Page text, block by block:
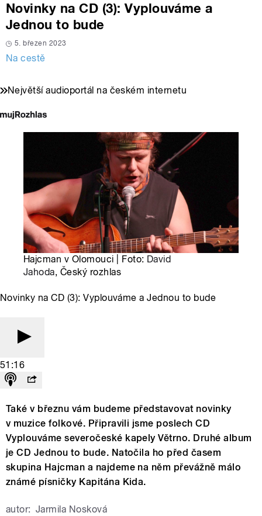
Novinky na CD (3): Vyplouváme a
Jednou to bude
5. březen 2023
Na cestě
Největší audioportál na českém internetu
Hajcman v Olomouci | Foto: David
Jahoda, Český rozhlas
Novinky na CD (3): Vyplouváme a Jednou to bude
51:16
Také v březnu vám budeme představovat novinky
v muzice folkové. Připravili jsme poslech CD
Vyplouváme severočeské kapely Větrno. Druhé album
je CD Jednou to bude. Natočila ho před časem
skupina Hajcman a najdeme na něm převážně málo
známé písničky Kapitána Kida.
autor: Jarmila Nosková